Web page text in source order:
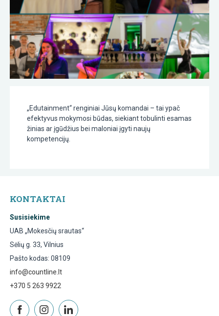
„Edutainment“ renginiai Jūsų komandai – tai ypač
efektyvus mokymosi būdas, siekiant tobulinti esamas
žinias ar įgūdžius bei maloniai įgyti naujų
kompetencijų.
KONTAKTAI
Susisiekime
UAB „Mokesčių srautas“
Sėlių g. 33, Vilnius
Pašto kodas: 08109
info@countline.lt
+370 5 263 9922